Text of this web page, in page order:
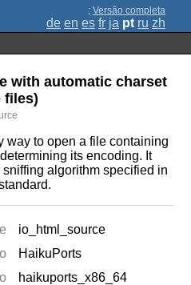
; Versão completa
de en es fr ja pt ru zh
with automatic charset
files)
way to open a file containing
its encoding. It
algorithm specified in
io_html_source
HaikuPorts
haikuports_x86_64